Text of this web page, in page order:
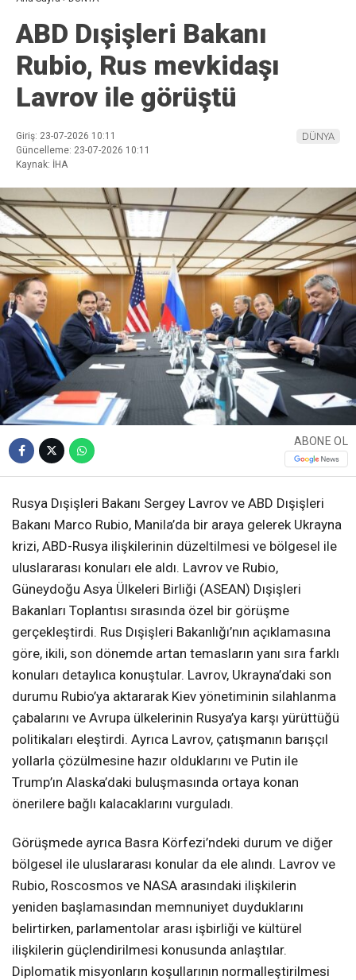
ABD Dışişleri Bakanı
Rubio, Rus mevkidaşı
Lavrov ile görüştü
Giriş: 23-07-2026 10:11
Güncelleme: 23-07-2026 10:11
Kaynak: İHA
DÜNYA
ABONE OL
Rusya Dışişleri Bakanı Sergey Lavrov ve ABD Dışişleri
Bakanı Marco Rubio, Manila’da bir araya gelerek Ukrayna
krizi, ABD-Rusya ilişkilerinin düzeltilmesi ve bölgesel ile
uluslararası konuları ele aldı. Lavrov ve Rubio,
Güneydoğu Asya Ülkeleri Birliği (ASEAN) Dışişleri
Bakanları Toplantısı sırasında özel bir görüşme
gerçekleştirdi. Rus Dışişleri Bakanlığı’nın açıklamasına
göre, ikili, son dönemde artan temasların yanı sıra farklı
konuları detaylıca konuştular. Lavrov, Ukrayna’daki son
durumu Rubio’ya aktararak Kiev yönetiminin silahlanma
çabalarını ve Avrupa ülkelerinin Rusya’ya karşı yürüttüğü
politikaları eleştirdi. Ayrıca Lavrov, çatışmanın barışçıl
yollarla çözülmesine hazır olduklarını ve Putin ile
Trump’ın Alaska’daki buluşmasında ortaya konan
önerilere bağlı kalacaklarını vurguladı.
Görüşmede ayrıca Basra Körfezi’ndeki durum ve diğer
bölgesel ile uluslararası konular da ele alındı. Lavrov ve
Rubio, Roscosmos ve NASA arasındaki ilişkilerin
yeniden başlamasından memnuniyet duyduklarını
belirtirken, parlamentolar arası işbirliği ve kültürel
ilişkilerin güçlendirilmesi konusunda anlaştılar.
Diplomatik misyonların koşullarının normalleştirilmesi